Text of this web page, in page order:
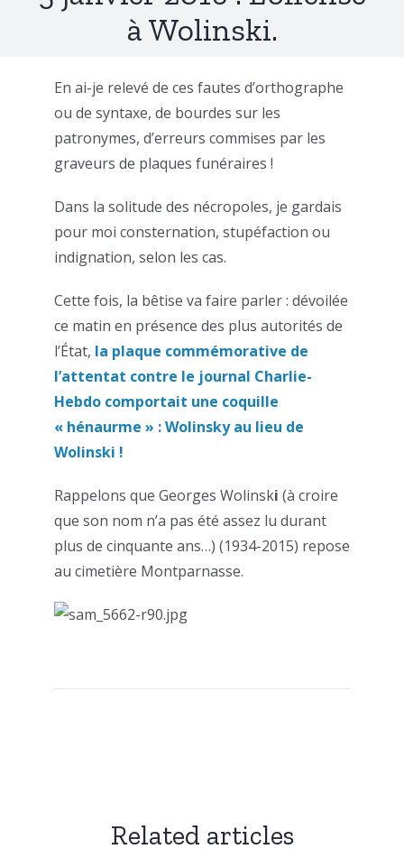
à Wolinski.
En ai-je relevé de ces fautes d’orthographe
ou de syntaxe, de bourdes sur les
patronymes, d’erreurs commises par les
graveurs de plaques funéraires !
Dans la solitude des nécropoles, je gardais
pour moi consternation, stupéfaction ou
indignation, selon les cas.
Cette fois, la bêtise va faire parler : dévoilée
ce matin en présence des plus autorités de
l’État, la plaque commémorative de
l’attentat contre le journal Charlie-
Hebdo comportait une coquille
« hénaurme » : Wolinsky au lieu de
Wolinski !
Rappelons que Georges Wolinski (à croire
que son nom n’a pas été assez lu durant
plus de cinquante ans…) (1934-2015) repose
au cimetière Montparnasse.
Related articles